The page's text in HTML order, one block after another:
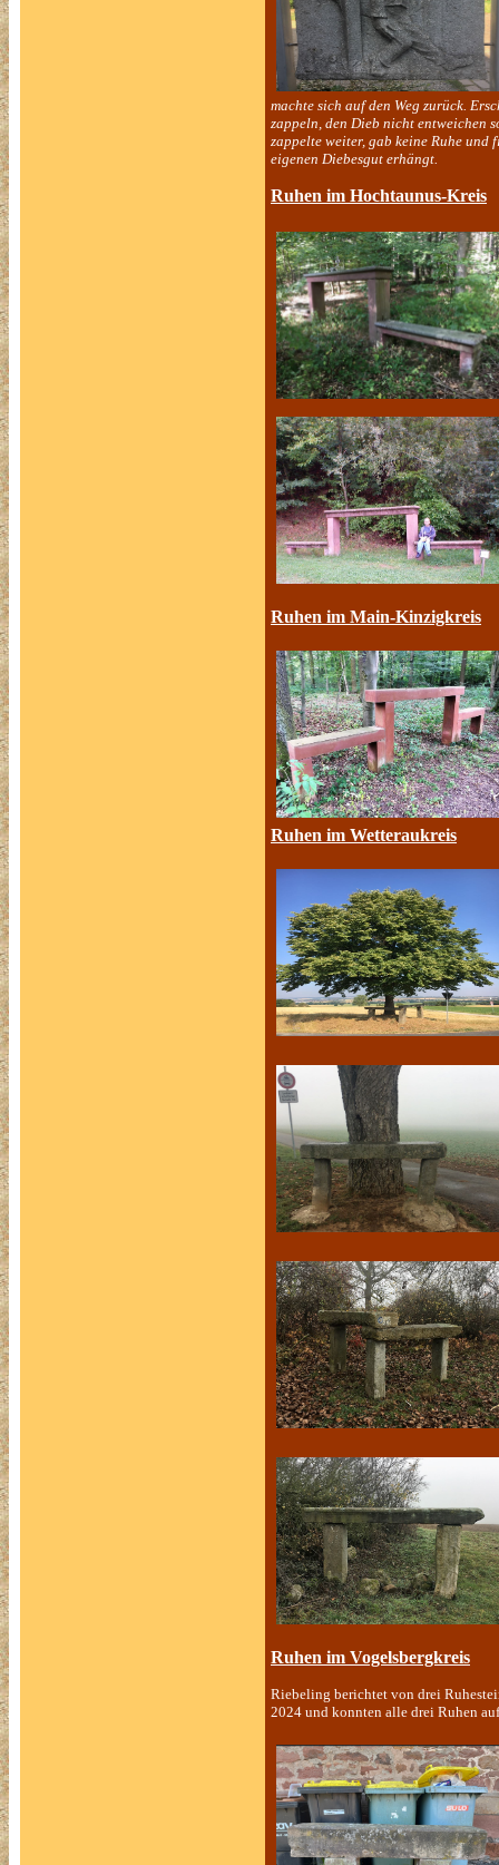
machte sich auf den Weg zurück.
zappeln, den Dieb nicht entweichen
zappelte weiter, gab keine Ruhe und
eigenen Diebesgut erhängt.
Ruhen im Hochtaunus-Kreis
Ruhen im Main-Kinzigkreis
Ruhen im Wetteraukreis
Ruhen im Vogelsbergkreis
Riebeling berichtet von drei
2024 und konnten alle drei Ruhen